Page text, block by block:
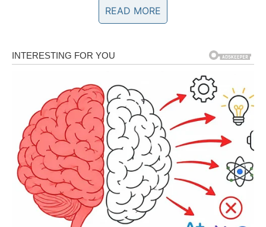
SREĆA DOLAZI KROZ JEDAN
SUSRET
Tokom juna neko ulazi u vaš život sa posebnom svrhom.
To može biti nova osoba.
READ MORE